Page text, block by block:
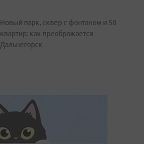
Новый парк, сквер с фонтаном и 50
квартир: как преображается
Дальнегорск